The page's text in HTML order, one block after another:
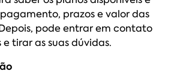
prazos e valor das
pode entrar em contato
tirar as suas dúvidas.